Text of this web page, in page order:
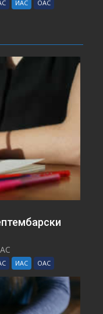
ИАС ОАС
ИАС ОАС